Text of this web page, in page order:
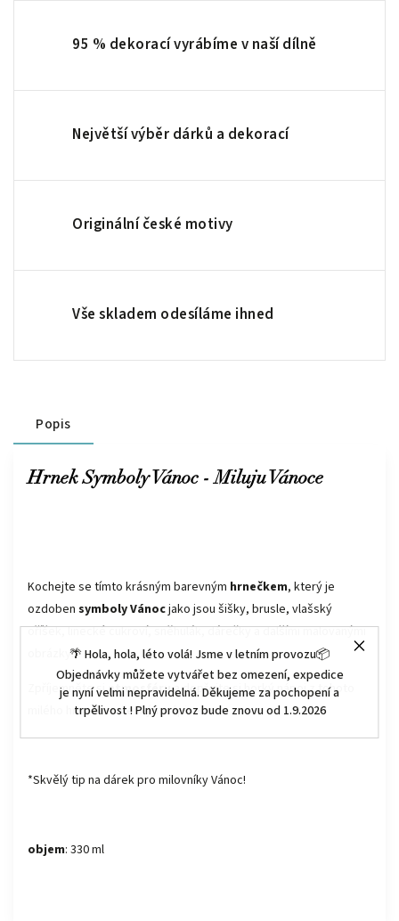
🌴 Hola, hola, léto volá! Jsme v letním provozu📦
Objednávky můžete vytvářet bez omezení, expedice
je nyní velmi nepravidelná. Děkujeme za pochopení a
trpělivost ! Plný provoz bude znovu od 1.9.2026
95 % dekorací vyrábíme v naší dílně
Největší výběr dárků a dekorací
Originální české motivy
Vše skladem odesíláme ihned
Popis
Hrnek Symboly Vánoc - Miluju Vánoce
Kochejte se tímto krásným barevným hrnečkem, který je
ozdoben symboly Vánocjako jsou šišky, brusle, vlašský
oříšek, linecké cukroví, sněhulák, dárečky a dalšími malovanými
obrázky.
Zpříjemněte siatmosférua dopřejte si horký nápoj z tohoto
milého hrnečku s českým nápisem.
*Skvělý tip na dárek pro milovníky Vánoc!
objem: 330 ml